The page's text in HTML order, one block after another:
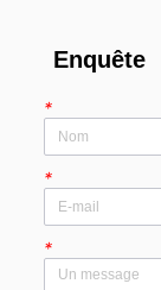
Enquête
*
*
*